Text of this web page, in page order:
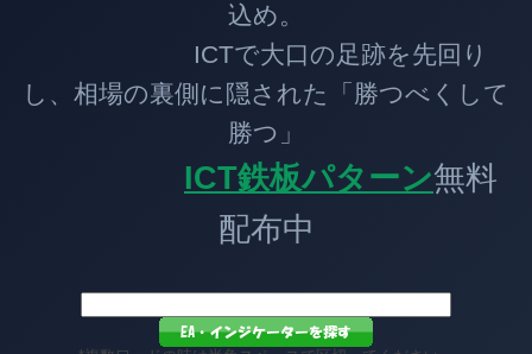
込め。
ICTで大口の足跡を先回り
し、相場の裏側に隠された「勝つべくして
勝つ」
ICT鉄板パターン無料
配布中